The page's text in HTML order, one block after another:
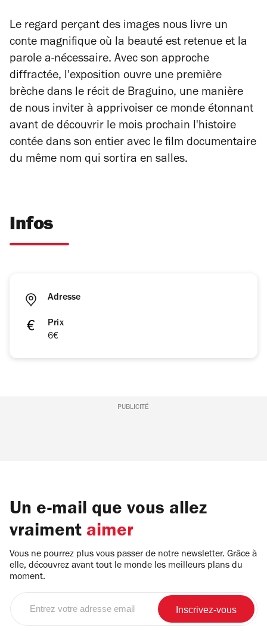
Le regard perçant des images nous livre un
conte magnifique où la beauté est retenue et la
parole a-nécessaire. Avec son approche
diffractée, l'exposition ouvre une première
brèche dans le récit de Braguino, une manière
de nous inviter à apprivoiser ce monde étonnant
avant de découvrir le mois prochain l'histoire
contée dans son entier avec le film documentaire
du même nom qui sortira en salles.
Infos
Adresse
Prix
6€
PUBLICITÉ
Un e-mail que vous allez
vraiment aimer
Vous ne pourrez plus vous passer de notre newsletter. Grâce à
elle, découvrez avant tout le monde les meilleurs plans du
moment.